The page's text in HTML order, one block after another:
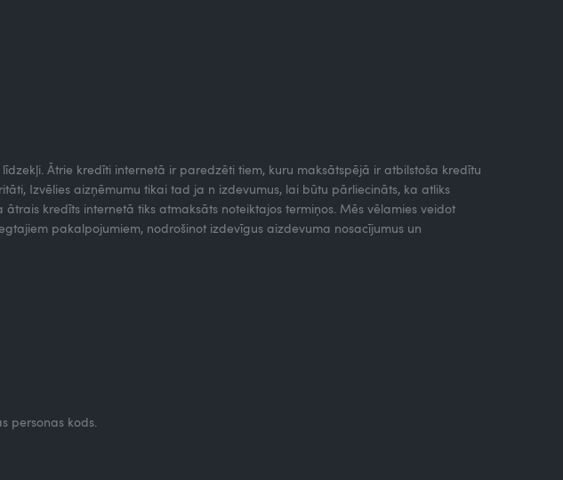
Ātrie kredīti internetā ir paredzēti tiem, kuru maksātspējā ir atbilstoša kredītu
Izvēlies aizņēmumu tikai tad ja n izdevumus, lai būtu pārliecināts, ka atliks
kredīts internetā tiks atmaksāts noteiktajos termiņos. Mēs vēlamies veidot
pakalpojumiem, nodrošinot izdevīgus aizdevuma nosacījumus un
personas kods.